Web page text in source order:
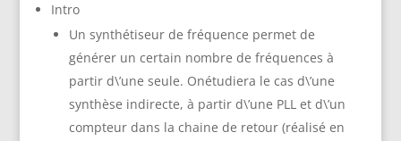
Intro
Un synthétiseur de fréquence permet de
générer un certain nombre de fréquences à
partir d\’une seule. Onétudiera le cas d\’une
synthèse indirecte, à partir d\’une PLL et d\’un
compteur dans la chaine de retour (réalisé en